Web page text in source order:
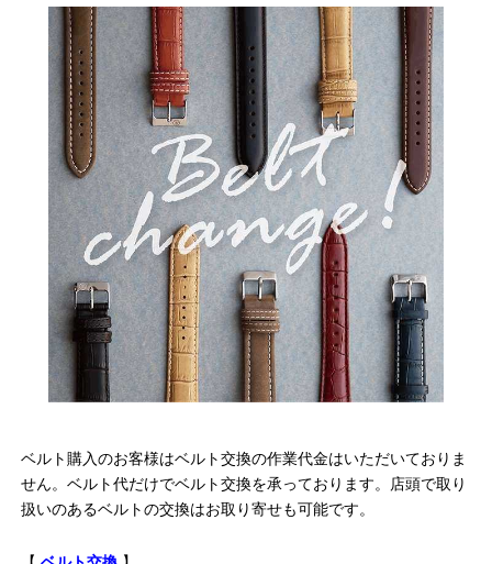
ベルト購入のお客様はベルト交換の作業代金はいただいておりま
せん。ベルト代だけでベルト交換を承っております。店頭で取り
扱いのあるベルトの交換はお取り寄せも可能です。